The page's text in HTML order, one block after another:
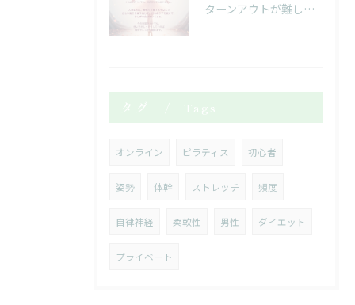
ターンアウトが難しいと感じている人へ
タグ Tags
オンライン ピラティス 初心者
姿勢 体幹 ストレッチ 頻度
自律神経 柔軟性 男性 ダイエット
プライベート